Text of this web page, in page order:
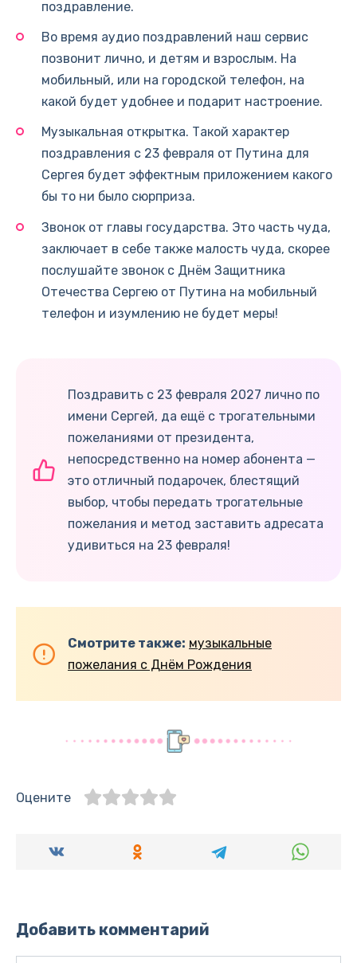
поздравление.
Во время аудио поздравлений наш сервис
позвонит лично, и детям и взрослым. На
мобильный, или на городской телефон, на
какой будет удобнее и подарит настроение.
Музыкальная открытка. Такой характер
поздравления с 23 февраля от Путина для
Сергея будет эффектным приложением какого
бы то ни было сюрприза.
Звонок от главы государства. Это часть чуда,
заключает в себе также малость чуда, скорее
послушайте звонок с Днём Защитника
Отечества Сергею от Путина на мобильный
телефон и изумлению не будет меры!
Поздравить с 23 февраля 2027 лично по
имени Сергей, да ещё с трогательными
пожеланиями от президента,
непосредственно на номер абонента —
это отличный подарочек, блестящий
выбор, чтобы передать трогательные
пожелания и метод заставить адресата
удивиться на 23 февраля!
Смотрите также: музыкальные
пожелания с Днём Рождения
Оцените
Добавить комментарий